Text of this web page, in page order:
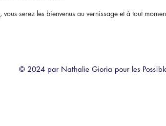
vous serez les bienvenus au vernissage et à tout
© 2024 par Nathalie Gioria pour les